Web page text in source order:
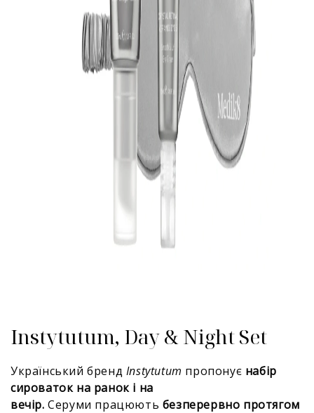
Instytutum, Day & Night Set
Український бренд Instytutum пропонує набір
сироваток на ранок і на
вечір. Серуми працюють безперервно протягом